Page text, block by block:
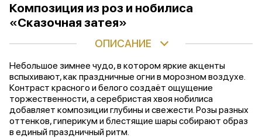
Композиция из роз и нобилиса
«Сказочная затея»
ОПИСАНИЕ
Небольшое зимнее чудо, в котором яркие акценты
вспыхивают, как праздничные огни в морозном воздухе.
Контраст красного и белого создаёт ощущение
торжественности, а серебристая хвоя нобилиса
добавляет композиции глубины и свежести. Розы разных
оттенков, гиперикум и блестящие шары собирают образ
в единый праздничный ритм.